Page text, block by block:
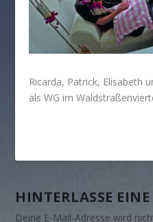
Ricarda, Patrick, Elisabeth
als WG im
HINTERLASSE
Deine E-Mail-Adresse wird